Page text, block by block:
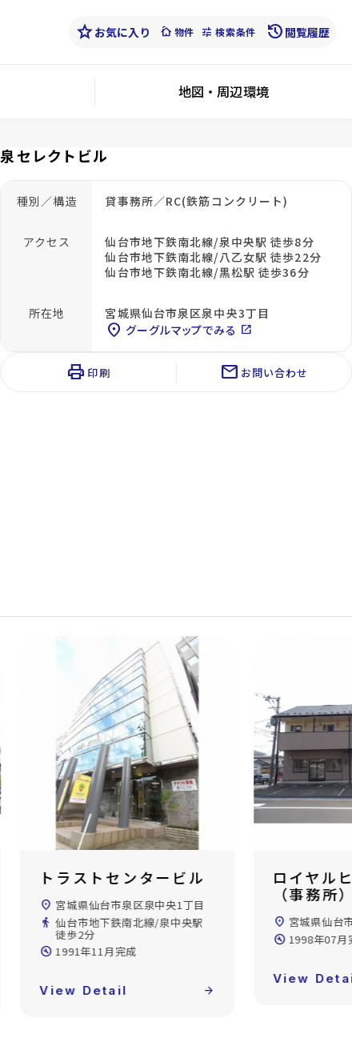
starお気に入り cottage物件 tune 検索条件 history 閲覧履歴
地図・周辺環境
泉セレクトビル
種別／構造 貸事務所／RC(鉄筋コンクリート)
アクセス
仙台市地下鉄南北線/泉中央駅 徒歩8分
仙台市地下鉄南北線/八乙女駅 徒歩22分
仙台市地下鉄南北線/黒松駅 徒歩36分
所在地 宮城県仙台市泉区泉中央3丁目
location_on グーグルマップでみる open_in_new
print 印刷 mail お問い合わせ
ロイヤルヒルズ泉ヶ丘
（事務所）
location_on 宮城県仙台市泉区泉ケ丘2丁目
1998年07月完成
アクティ
丘A10
location_on 宮城県仙台
directions_walk 仙台市地下